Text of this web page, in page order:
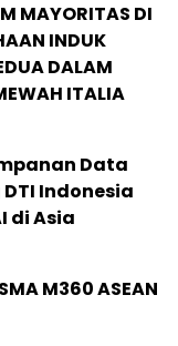
MAYORITAS DI
INDUK
DALAM
ITALIA
Data
Indonesia
di Asia
M360 ASEAN